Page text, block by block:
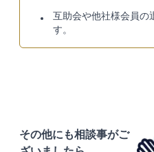
互助会や他社様会員の
す。
その他にも相談事がご